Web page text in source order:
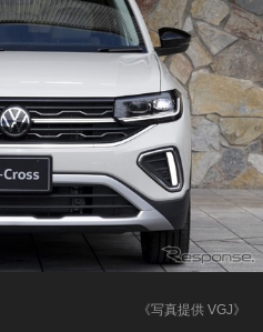
《写真提供 VGJ》